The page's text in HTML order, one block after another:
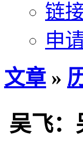
链
申
文章 »
吴飞：